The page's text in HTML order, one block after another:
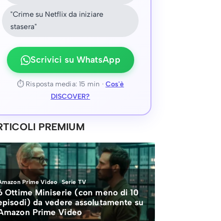
"Crime su Netflix da iniziare
stasera"
Scrivici su WhatsApp
⏱ Risposta media: 15 min · Cos'è
DISCOVER?
PREMIUM